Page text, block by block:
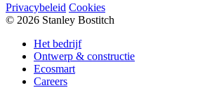
Privacybeleid Cookies
© 2026 Stanley Bostitch
Het bedrijf
Ontwerp & constructie
Ecosmart
Careers